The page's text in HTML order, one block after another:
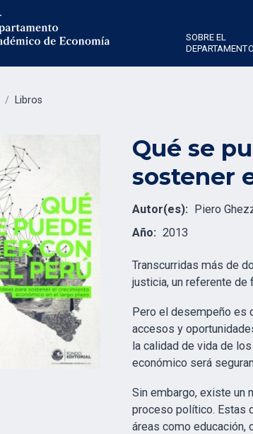
SOBRE EL
DEPARTAMENTO
/ Libros
Qué se
sostener
Autor(es): Piero
Año: 2013
Transcurridas más de
justicia, un referente de
Pero el desempeño es
accesos y
la calidad de vida de
económico será
Sin embargo, existe un
proceso político. Estas
áreas como educación,